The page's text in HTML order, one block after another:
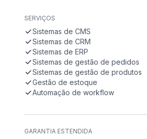
SERVIÇOS
Sistemas de CMS
Sistemas de CRM
Sistemas de ERP
Sistemas de gestão de pedidos
Sistemas de gestão de produtos
Gestão de estoque
Automação de workflow
GARANTIA ESTENDIDA